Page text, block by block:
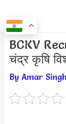
to
content
BCKV
चंद्र कृषि
By Amar Singh
Post
navigation